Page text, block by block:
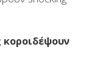
κοροιδέψουν